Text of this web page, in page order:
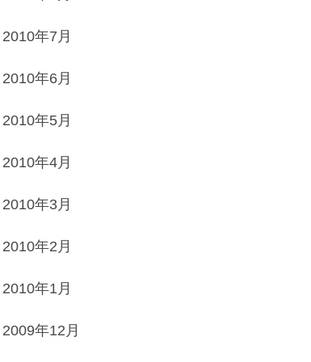
2010年7月
2010年6月
2010年5月
2010年4月
2010年3月
2010年2月
2010年1月
2009年12月